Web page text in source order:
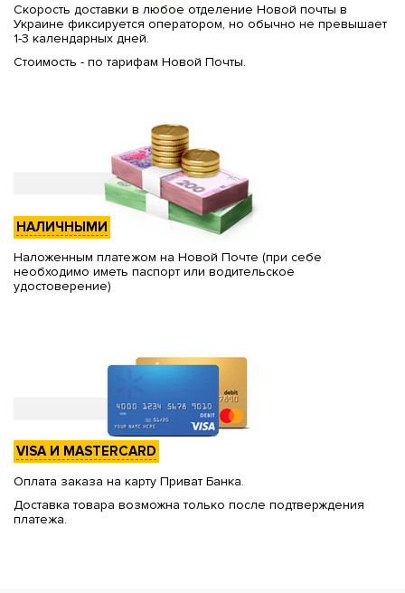
Скорость доставки в любое отделение Новой почты в
Украине фиксируется оператором, но обычно не превышает
1-3 календарных дней.
Стоимость - по тарифам Новой Почты.
НАЛИЧНЫМИ
Наложенным платежом на Новой Почте (при себе
необходимо иметь паспорт или водительское
удостоверение)
VISA И MASTERCARD
Оплата заказа на карту Приват Банка.
Доставка товара возможна только после подтверждения
платежа.